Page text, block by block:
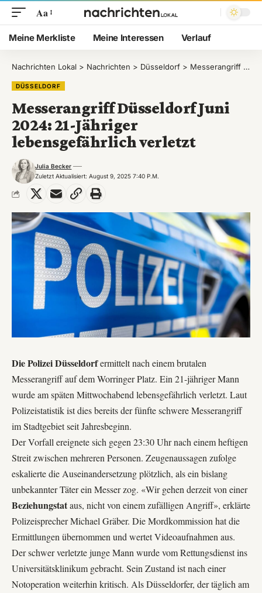
Aa
Meine Merkliste Meine Interessen Verlauf
Nachrichten Lokal > Nachrichten > Düsseldorf > Messerangriff Düsseldorf Juni 2024: 21-Jähriger lebensgefährlich verletzt
DÜSSELDORF
Messerangriff Düsseldorf Juni
2024: 21-Jähriger
lebensgefährlich verletzt
Zuletzt Aktualisiert: August 9, 2025 7:40 P.m.
Julia Becker
Die Polizei Düsseldorfermittelt nach einem brutalen
Messerangriff auf dem Worringer Platz. Ein 21-jähriger Mann
wurde am späten Mittwochabend lebensgefährlich verletzt. Laut
Polizeistatistik ist dies bereits der fünfte schwere Messerangriff
im Stadtgebiet seit Jahresbeginn.
Der Vorfall ereignete sich gegen 23:30 Uhr nach einem heftigen
Streit zwischen mehreren Personen. Zeugenaussagen zufolge
eskalierte die Auseinandersetzung plötzlich, als ein bislang
unbekannter Täter ein Messer zog. «Wir gehen derzeit von einer
Beziehungstataus, nicht von einem zufälligen Angriff», erklärte
Polizeisprecher Michael Gräber. DieMordkommissionhat die
Ermittlungen übernommen und wertet Videoaufnahmen aus.
Der schwer verletzte junge Mann wurde vom Rettungsdienst ins
Universitätsklinikum gebracht. Sein Zustand ist nach einer
Notoperation weiterhin kritisch. Als Düsseldorfer, der täglich am